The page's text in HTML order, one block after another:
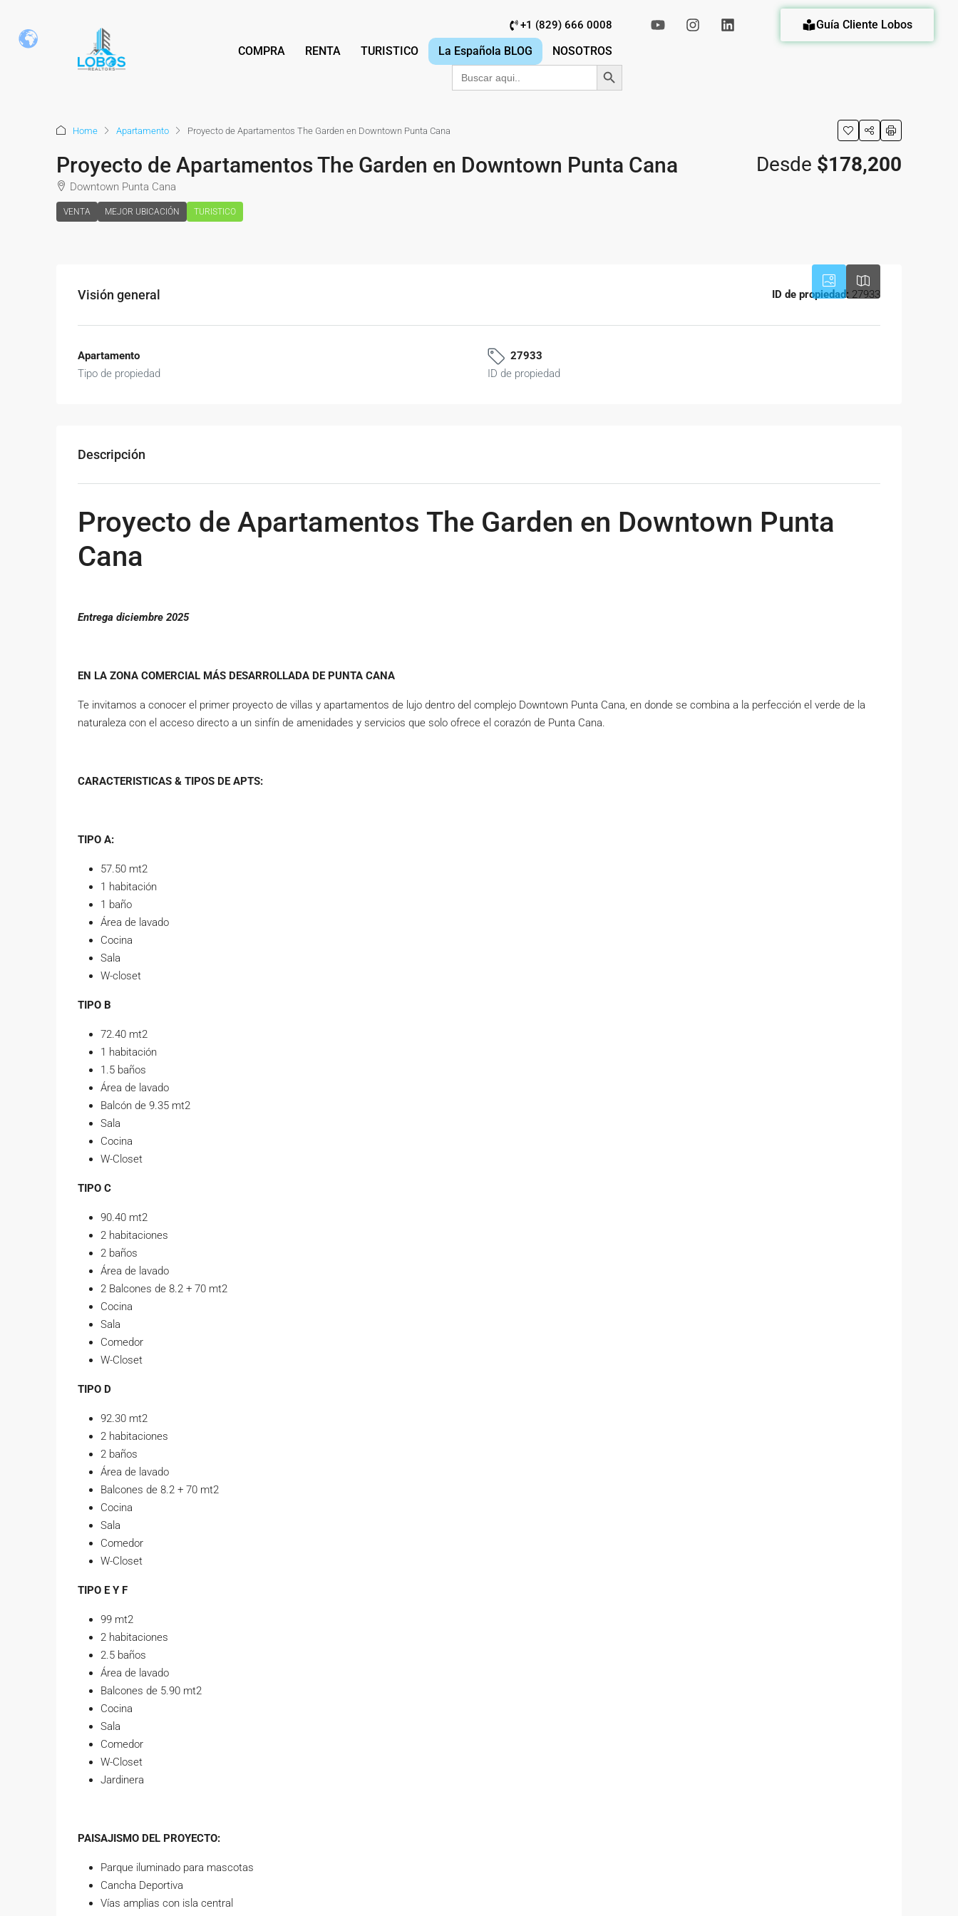
+1 (829) 666 0008
Guía Cliente Lobos
COMPRA
RENTA TURISTICO La Española BLOG
NOSOTROS
Buscar:
Botón de búsqueda
Home Apartamento Proyecto de Apartamentos The Garden en Downtown Punta Cana
Proyecto de Apartamentos The Garden en Downtown Punta Cana
Downtown Punta Cana
VENTA MEJOR UBICACIÓN TURISTICO
Desde $178,200
Visión general ID de propiedad: 27933
Apartamento
Tipo de propiedad
27933
ID de propiedad
Descripción
Proyecto de Apartamentos The Garden en Downtown Punta
Cana
Entrega diciembre 2025
EN LA ZONA COMERCIAL MÁS DESARROLLADA DE PUNTA CANA
Te invitamos a conocer el primer proyecto de villas y apartamentos de lujo dentro del complejo Downtown Punta Cana, en donde se combina a la perfección el verde de la
naturaleza con el acceso directo a un sinfín de amenidades y servicios que solo ofrece el corazón de Punta Cana.
CARACTERISTICAS & TIPOS DE APTS:
TIPO A:
57.50 mt2
1 habitación
1 baño
Área de lavado
Cocina
Sala
W-closet
TIPO B
72.40 mt2
1 habitación
1.5 baños
Área de lavado
Balcón de 9.35 mt2
Sala
Cocina
W-Closet
TIPO C
90.40 mt2
2 habitaciones
2 baños
Área de lavado
2 Balcones de 8.2 + 70 mt2
Cocina
Sala
Comedor
W-Closet
TIPO D
92.30 mt2
2 habitaciones
2 baños
Área de lavado
Balcones de 8.2 + 70 mt2
Cocina
Sala
Comedor
W-Closet
TIPO E Y F
99 mt2
2 habitaciones
2.5 baños
Área de lavado
Balcones de 5.90 mt2
Cocina
Sala
Comedor
W-Closet
Jardinera
PAISAJISMO DEL PROYECTO:
Parque iluminado para mascotas
Cancha Deportiva
Vías amplias con isla central